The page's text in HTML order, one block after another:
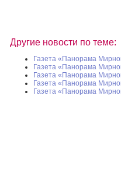
Другие новости по теме:
Газета «Панорама
Газета «Панорама
Газета «Панорама
Газета «Панорама
Газета «Панорама